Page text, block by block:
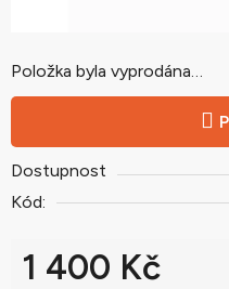
Položka byla vyprodána…
Dostupnost
Kód:
1 400 Kč